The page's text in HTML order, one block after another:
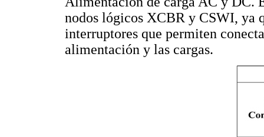
nodos lógicos XCBR y CSWI, ya
interruptores que permiten
alimentación y las cargas.